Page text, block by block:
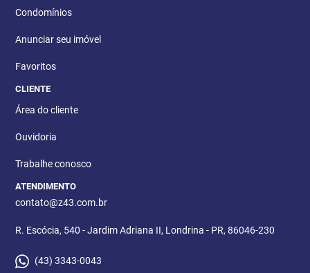
Condomínios
Anunciar seu imóvel
Favoritos
CLIENTE
Área do cliente
Ouvidoria
Trabalhe conosco
ATENDIMENTO
contato@z43.com.br
R. Escócia, 540 - Jardim Adriana II, Londrina - PR, 86046-230
(43) 3343-0043